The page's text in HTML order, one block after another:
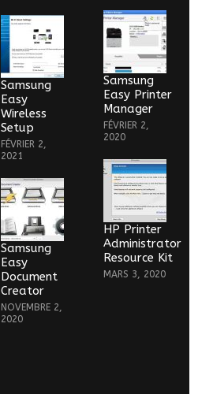
Samsung
Easy
Wireless
Setup
FÉVRIER 2,
2021
Samsung
Easy
Document
Creator
NOVEMBRE 2,
2020
Samsung
Easy Printer
Manager
FÉVRIER 2,
2020
HP Printer
Administrator
Resource Kit
MARS 3, 2020